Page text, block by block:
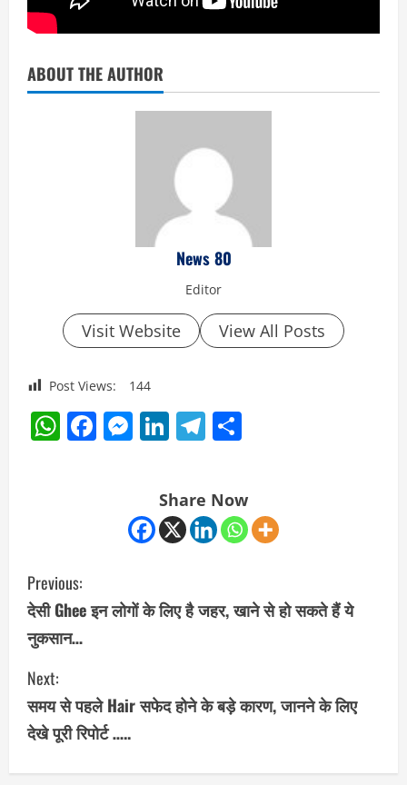
ABOUT THE AUTHOR
News 80
Editor
Visit Website View All Posts
Post Views: 144
WhatsApp
Facebook
Messenger
LinkedIn
Telegram
Share Now
C
o
n
t
i
n
Previous:
देसी Ghee इन लोगों के लिए है जहर, खाने से हो सकते हैं ये
नुकसान…
Next:
समय से पहले Hair सफेद होने के बड़े कारण, जानने के लिए
देखे पूरी रिपोर्ट …..